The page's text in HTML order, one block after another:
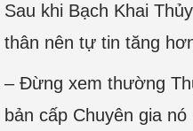
Sau khi Bạch Khai
thân nên tự tin tăng
– Đừng xem thường
bản cấp Chuyên gia